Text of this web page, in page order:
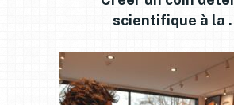
scientifique à la